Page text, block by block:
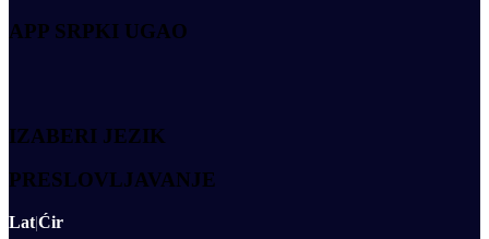
APP SRPKI UGAO
IZABERI JEZIK
PRESLOVLJAVANJE
Lat|Ćir